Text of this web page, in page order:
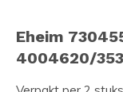
Eheim
4004620/